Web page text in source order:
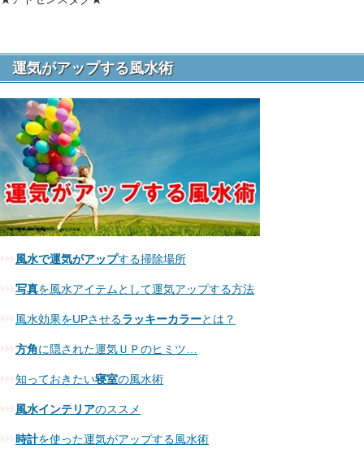
運気がアップする風水術
風水で運気がアップする掃除場所
写真を風水アイテムとして運気アップする方法
風水効果をUPさせるラッキーカラーとは？
方角に隠された運気ＵＰのヒミツ…
知っておきたい寝室の風水術
風水インテリアのススメ
時計を使った運気がアップする風水術